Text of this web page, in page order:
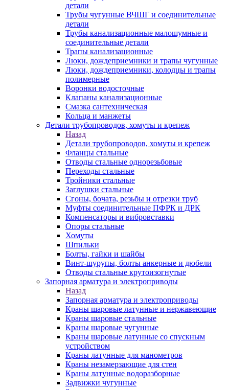
детали
Трубы чугунные ВЧШГ и соединительные
детали
Трубы канализационные малошумные и
соединительные детали
Трапы канализационные
Люки, дождеприемники и трапы чугунные
Люки, дождеприемники, колодцы и трапы
полимерные
Воронки водосточные
Клапаны канализационные
Смазка сантехническая
Кольца и манжеты
Детали трубопроводов, хомуты и крепеж
Назад
Детали трубопроводов, хомуты и крепеж
Фланцы стальные
Отводы стальные однорезьбовые
Переходы стальные
Тройники стальные
Заглушки стальные
Сгоны, бочата, резьбы и отрезки труб
Муфты соединительные ПФРК и ДРК
Компенсаторы и вибровставки
Опоры стальные
Хомуты
Шпильки
Болты, гайки и шайбы
Винт-шурупы, болты анкерные и дюбели
Отводы стальные крутоизогнутые
Запорная арматура и электроприводы
Назад
Запорная арматура и электроприводы
Краны шаровые латунные и нержавеющие
Краны шаровые стальные
Краны шаровые чугунные
Краны шаровые латунные со спускным
устройством
Краны латунные для манометров
Краны незамерзающие для стен
Краны латунные водоразборные
Задвижки чугунные